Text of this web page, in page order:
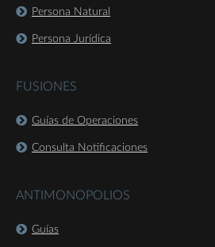
Persona Natural
Persona Jurídica
FUSIONES
Guías de Operaciones
Consulta Notificaciones
ANTIMONOPOLIOS
Guías